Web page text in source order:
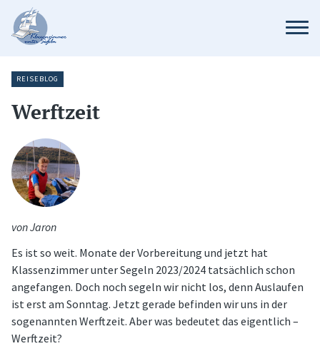
REISEBLOG
Werftzeit
von Jaron
Es ist so weit. Monate der Vorbereitung und jetzt hat
Klassenzimmer unter Segeln 2023/2024 tatsächlich schon
angefangen. Doch noch segeln wir nicht los, denn Auslaufen
ist erst am Sonntag. Jetzt gerade befinden wir uns in der
sogenannten Werftzeit. Aber was bedeutet das eigentlich –
Werftzeit?